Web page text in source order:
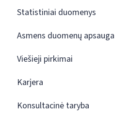
Statistiniai duomenys
Asmens duomenų apsauga
Viešieji pirkimai
Karjera
Konsultacinė taryba